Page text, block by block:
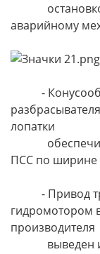
остановкой
аварийному
-
лопатки
ПСС по ширине
- Привод
гидромотором
производителя
выведен из